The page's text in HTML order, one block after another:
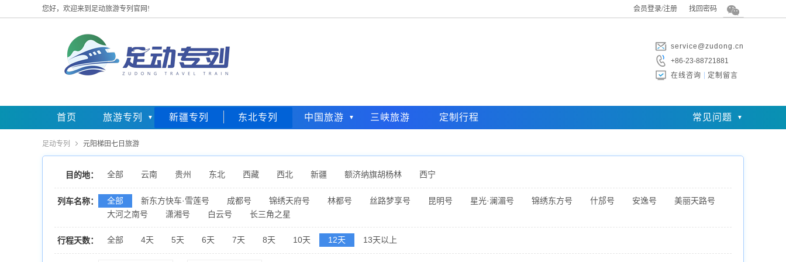
您好，欢迎来到足动旅游专列官网! 会员登录/注册 找回密码
service@zudong.cn
+86-23-88721881
在线咨询
定制留言
首页 旅游专列 新疆专列 东北专列 中国旅游 三峡旅游 定制行程 常见问题
足动专列  元阳梯田七日旅游
目的地： 全部 云南 贵州 东北 西藏 西北 新疆 额济纳旗胡杨林 西宁
列车名称： 全部 新东方快车·雪莲号 成都号 锦绣天府号 林都号 丝路梦享号 昆明号 星光·澜湄号 锦绣东方号 什邡号 安逸号
美丽天路号
大河之南号
潇湘号 白云号 长三角之星
行程天数： 全部 4天 5天 6天 7天 8天 10天 12天 13天以上